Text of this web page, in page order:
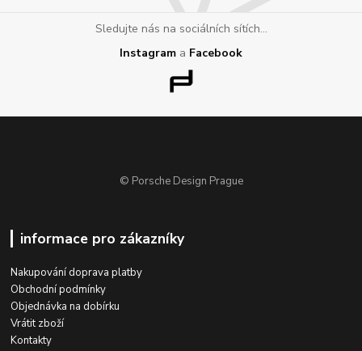
Sledujte nás na sociálních sítích...
Instagram a Facebook
© Porsche Design Prague
informace pro zákazníky
Nakupování doprava platby
Obchodní podmínky
Objednávka na dobírku
Vrátit zboží
Kontakty